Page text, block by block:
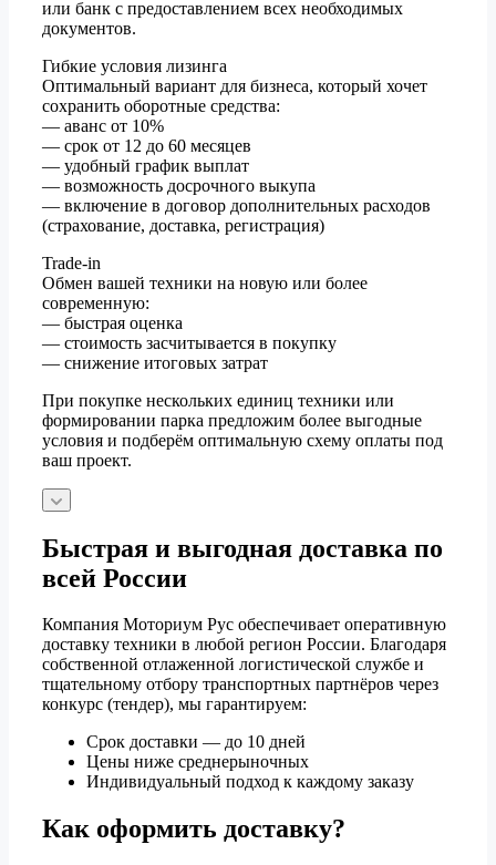
или банк с предоставлением всех необходимых
документов.
Гибкие условия лизинга
Оптимальный вариант для бизнеса, который хочет
сохранить оборотные средства:
— аванс от 10%
— срок от 12 до 60 месяцев
— удобный график выплат
— возможность досрочного выкупа
— включение в договор дополнительных расходов
(страхование, доставка, регистрация)
Trade-in
Обмен вашей техники на новую или более
современную:
— быстрая оценка
— стоимость засчитывается в покупку
— снижение итоговых затрат
При покупке нескольких единиц техники или
формировании парка предложим более выгодные
условия и подберём оптимальную схему оплаты под
ваш проект.
Быстрая и выгодная доставка по
всей России
Компания Моториум Рус обеспечивает оперативную
доставку техники в любой регион России. Благодаря
собственной отлаженной логистической службе и
тщательному отбору транспортных партнёров через
конкурс (тендер), мы гарантируем:
Срок доставки — до 10 дней
Цены ниже среднерыночных
Индивидуальный подход к каждому заказу
Как оформить доставку?